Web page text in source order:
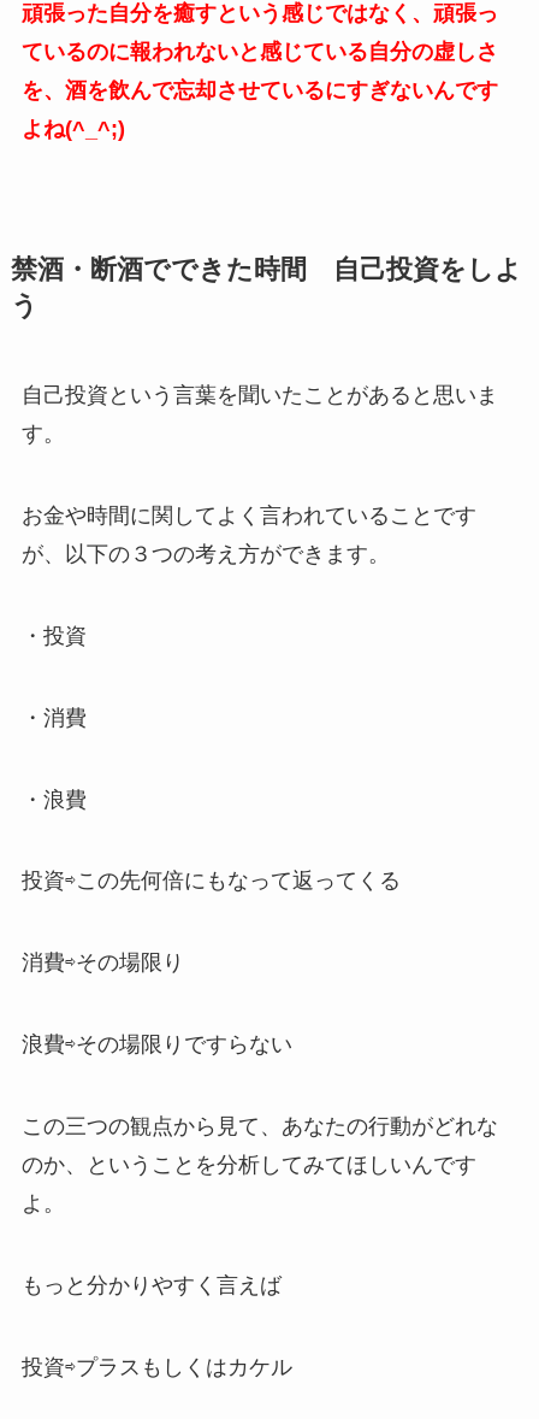
頑張った自分を癒すという感じではなく、頑張っ
ているのに報われないと感じている自分の虚しさ
を、酒を飲んで忘却させているにすぎないんです
よね(^_^;)
禁酒・断酒でできた時間 自己投資をしよ
う
自己投資という言葉を聞いたことがあると思いま
す。
お金や時間に関してよく言われていることです
が、以下の３つの考え方ができます。
・投資
・消費
・浪費
投資⇨この先何倍にもなって返ってくる
消費⇨その場限り
浪費⇨その場限りですらない
この三つの観点から見て、あなたの行動がどれな
のか、ということを分析してみてほしいんです
よ。
もっと分かりやすく言えば
投資⇨プラスもしくはカケル